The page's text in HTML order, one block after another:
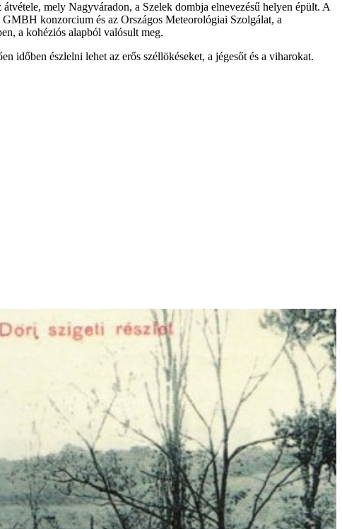
mely Nagyváradon, a Szelek dombja elnevezésű helyen épült. A
konzorcium és az Országos Meteorológiai Szolgálat, a
a kohéziós alapból valósult meg.
időben észlelni lehet az erős széllökéseket, a jégesőt és a viharokat.